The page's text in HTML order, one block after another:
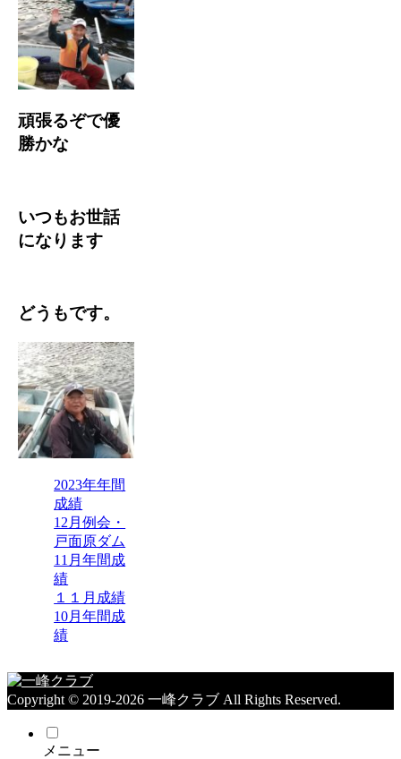
頑張るぞで優
勝かな
いつもお世話
になります
どうもです。
2023年年間
成績
12月例会・
戸面原ダム
11月年間成
績
１１月成績
10月年間成
績
Copyright © 2019-2026 一峰クラブ All Rights Reserved.
メニュー